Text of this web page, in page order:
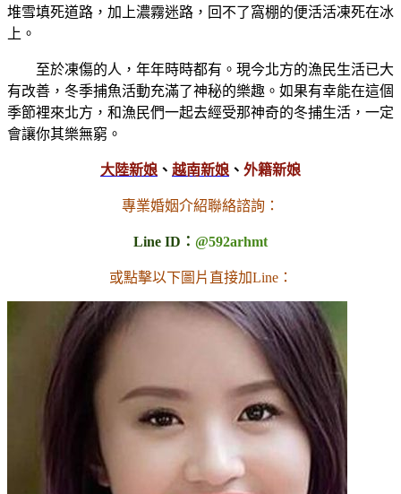
堆雪填死道路，加上濃霧迷路，回不了窩棚的便活活凍死在冰
上。
至於凍傷的人，年年時時都有。現今北方的漁民生活已大
有改善，冬季捕魚活動充滿了神秘的樂趣。如果有幸能在這個
季節裡來北方，和漁民們一起去經受那神奇的冬捕生活，一定
會讓你其樂無窮。
大陸新娘 、 越南新娘 、 外籍新娘
專業婚姻介紹聯絡諮詢：
Line ID： @592arhmt
或點擊以下圖片直接加Line：